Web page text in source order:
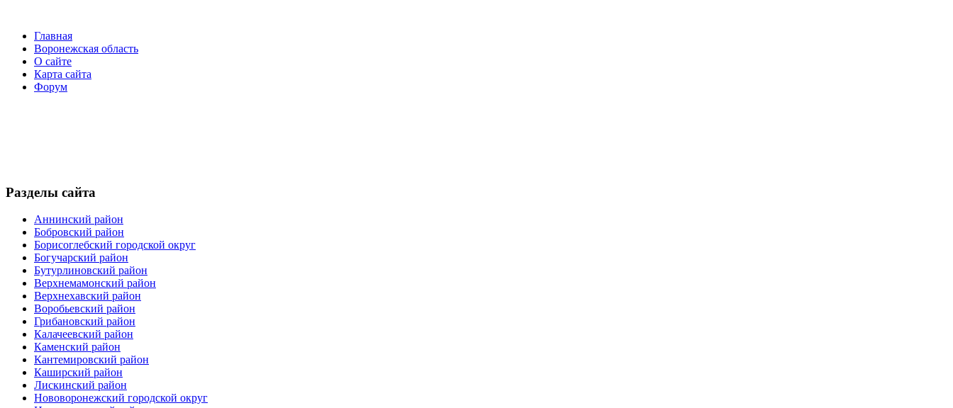
Главная
Воронежская область
О сайте
Карта сайта
Форум
Разделы сайта
Аннинский район
Бобровский район
Борисоглебский городской округ
Богучарский район
Бутурлиновский район
Верхнемамонский район
Верхнехавский район
Воробьевский район
Грибановский район
Калачеевский район
Каменский район
Кантемировский район
Каширский район
Лискинский район
Нововоронежский городской округ